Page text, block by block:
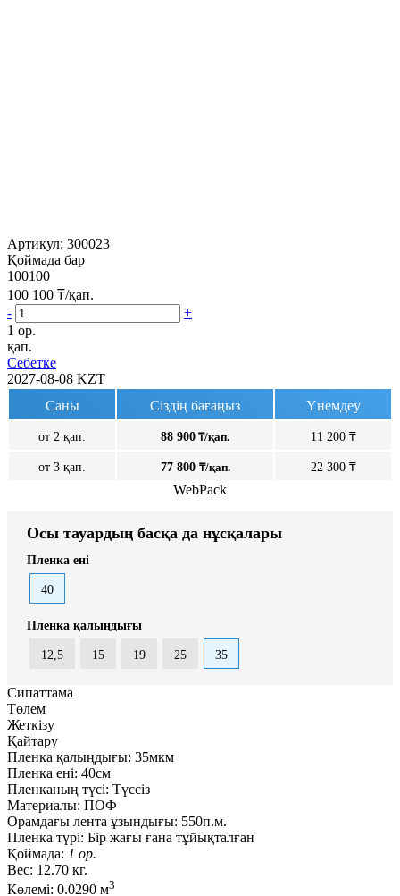
Артикул: 300023
Қоймада бар
100100
100 100 ₸/қап.
-
+
1 ор.
қап.
Себетке
2027-08-08 KZT
Саны
Сіздің бағаңыз Үнемдеу
от 2 қап. 88 900 ₸/қап. 11 200 ₸
от 3 қап. 77 800 ₸/қап. 22 300 ₸
WebPack
Осы тауардың басқа да нұсқалары
Пленка ені
40
Пленка қалыңдығы
12,5 15 19 25 35
Сипаттама
Төлем
Жеткізу
Қайтару
Пленка қалыңдығы: 35мкм
Пленка ені: 40см
Пленканың түсі: Түссіз
Материалы: ПОФ
Орамдағы лента ұзындығы: 550п.м.
Пленка түрі: Бір жағы ғана тұйықталған
Қоймада: 1 ор.
Вес: 12.70 кг.
Көлемі: 0.0290 м3